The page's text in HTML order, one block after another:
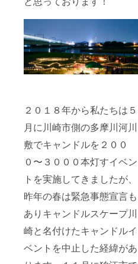
２０１８年から私たちは５
月に川崎市側の多摩川河川
敷でキャンドルを２００
０〜３０００本灯すイベン
トを実施してきましたが、
昨年の春は緊急事態宣言も
ありキャンドルスケープ川
崎と名付けたキャンドルイ
ベントを中止した経緯があ